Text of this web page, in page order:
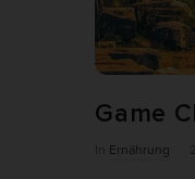
Game
Ernährung
P